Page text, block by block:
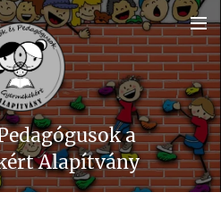
a
Alapítvány